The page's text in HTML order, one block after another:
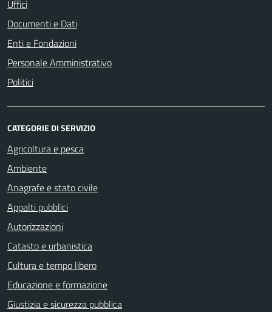
Uffici
Documenti e Dati
Enti e Fondazioni
Personale Amministrativo
Politici
CATEGORIE DI SERVIZIO
Agricoltura e pesca
Ambiente
Anagrafe e stato civile
Appalti pubblici
Autorizzazioni
Catasto e urbanistica
Cultura e tempo libero
Educazione e formazione
Giustizia e sicurezza pubblica